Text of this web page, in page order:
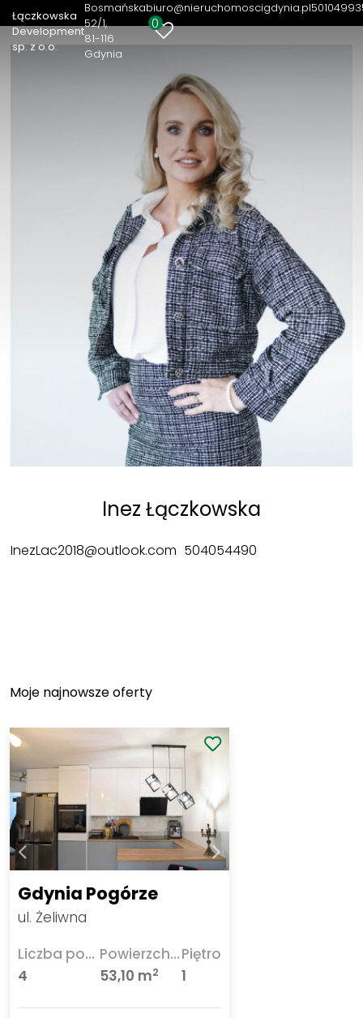
Łączkowska
Development
sp. z o.o.
Bosmańska
52/1
81-116
Gdynia
biuro@nieruchomoscigdynia.pl
0
Inez Łączkowska
InezLac2018@outlook.com 504054490
Moje najnowsze oferty
Gdynia Pogórze
ul. Żeliwna
Liczba pokoi
4
Powierzchnia
53,10 m2
Piętro
1